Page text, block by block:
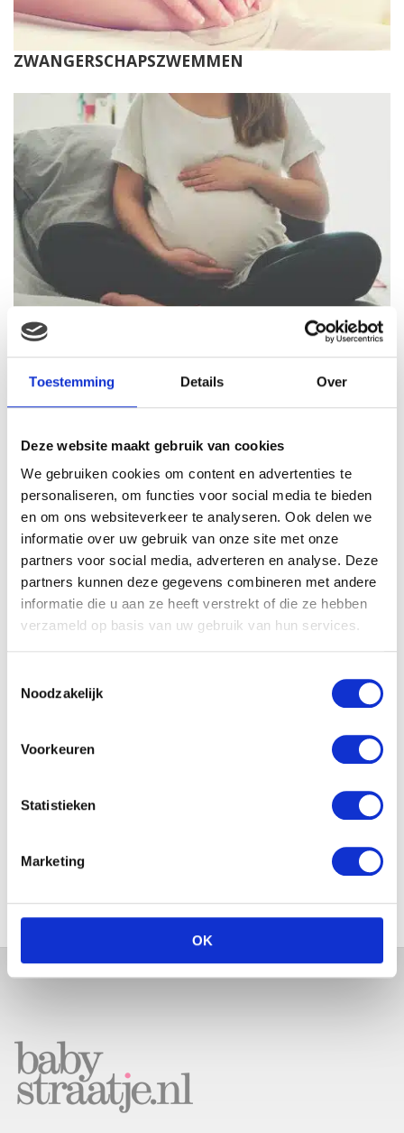
Toestemming Details Over
Deze website maakt gebruik van cookies
We gebruiken cookies om content en advertenties te
personaliseren, om functies voor social media te bieden
en om ons websiteverkeer te analyseren. Ook delen we
informatie over uw gebruik van onze site met onze
partners voor social media, adverteren en analyse. Deze
partners kunnen deze gegevens combineren met andere
informatie die u aan ze heeft verstrekt of die ze hebben
verzameld op basis van uw gebruik van hun services.
Noodzakelijk
Voorkeuren
Statistieken
Marketing
OK
ZWANGERSCHAPSZWEMMEN
ZWANGERSCHAPSYOGA
ALLES WAT JE WIL WETEN OVER DE
ZWANGERSCHAPSCURSUS
ESSENTIALS HAD JE LIEVER EERDER ONTDEKT
TOP 5 BESTE LANDAL VAKANTIEPARKEN VOOR
VAN TRADITIONELE GIPSBUIK NAAR MODERN